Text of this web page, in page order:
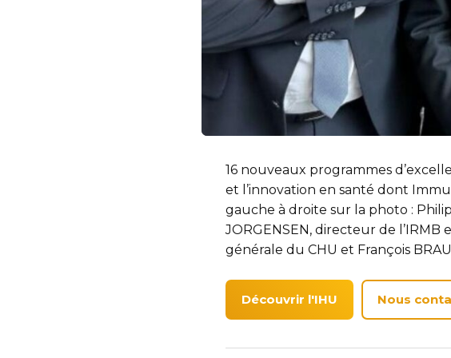
16 nouveaux programmes
et l’innovation en santé dont
gauche à droite sur la photo :
JORGENSEN, directeur de l’IRMB
générale du CHU et François
Découvrir l'IHU Nous